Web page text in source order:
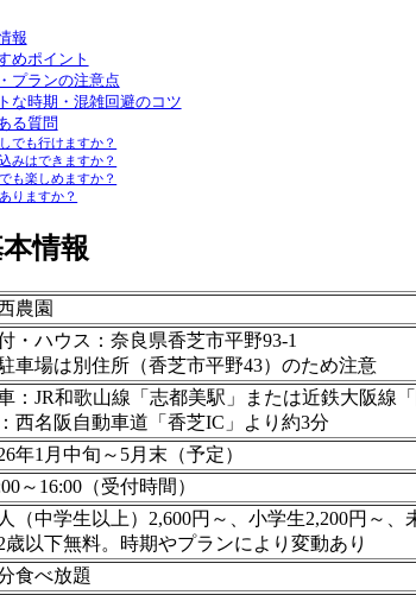
報
めポイント
プランの注意点
な時期・混雑回避のコツ
る質問
でも行けますか？
みはできますか？
も楽しめますか？
りますか？
情報
農園
・ハウス：奈良県香芝市平野93-1
車場は別住所（香芝市平野43）のため注意
：JR和歌山線「志都美駅」または近鉄大阪線
西名阪自動車道「香芝IC」より約3分
年1月中旬～5月末（予定）
～16:00（受付時間）
（中学生以上）2,600円～、小学生2,200円～、
以下無料。時期やプランにより変動あり
食べ放題